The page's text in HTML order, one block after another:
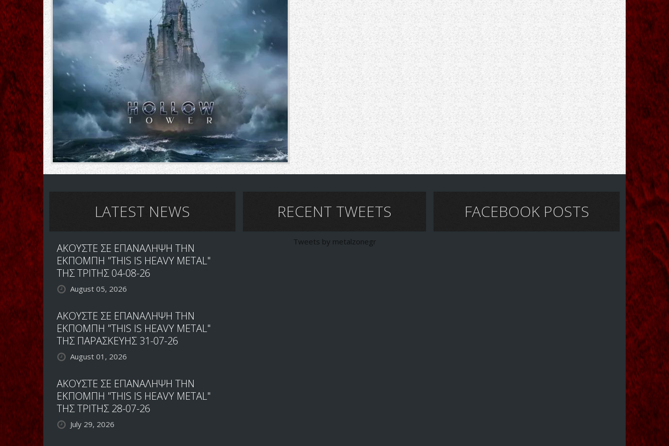
LATEST NEWS
ΑΚΟΥΣΤΕ ΣΕ ΕΠΑΝΑΛΗΨΗ ΤΗΝ
ΕΚΠΟΜΠΗ "THIS IS HEAVY METAL"
ΤΗΣ ΤΡΙΤΗΣ 04-08-26
August 05, 2026
ΑΚΟΥΣΤΕ ΣΕ ΕΠΑΝΑΛΗΨΗ ΤΗΝ
ΕΚΠΟΜΠΗ "THIS IS HEAVY METAL"
ΤΗΣ ΠΑΡΑΣΚΕΥΗΣ 31-07-26
August 01, 2026
ΑΚΟΥΣΤΕ ΣΕ ΕΠΑΝΑΛΗΨΗ ΤΗΝ
ΕΚΠΟΜΠΗ "THIS IS HEAVY METAL"
ΤΗΣ ΤΡΙΤΗΣ 28-07-26
July 29, 2026
RECENT TWEETS
Tweets by metalzonegr
FACEBOOK POSTS